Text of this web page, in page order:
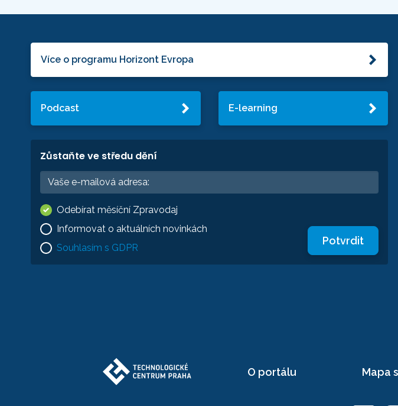
Více o programu Horizont Evropa
Podcast E-learning
Zůstaňte ve středu dění
Odebírat měsíční Zpravodaj
Informovat o aktuálních novinkách
Souhlasím s GDPR
Potvrdit
O portálu Mapa